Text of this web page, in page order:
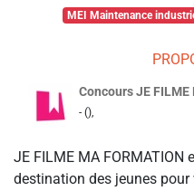
MEI Maintenance
Concours JE FILME
- (),
JE FILME MA FORMATION
destination des jeunes